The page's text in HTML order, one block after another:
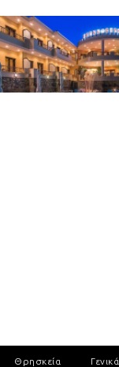
Θρησκεία Γενικά